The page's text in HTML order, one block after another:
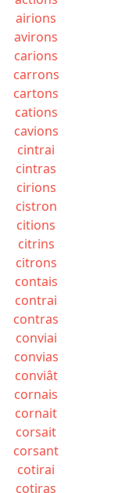
airions
avirons
carions
carrons
cartons
cations
cavions
cintrai
cintras
cirions
cistron
citions
citrins
citrons
contais
contrai
contras
conviai
convias
conviât
cornais
cornait
corsait
corsant
cotirai
cotiras